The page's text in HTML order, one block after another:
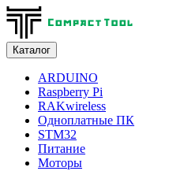
Каталог
ARDUINO
Raspberry Pi
RAKwireless
Одноплатные ПК
STM32
Питание
Моторы